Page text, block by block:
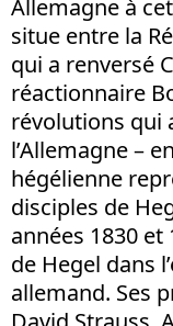
Allemagne à
situe entre la
qui a renversé
réactionnaire
révolutions qui
l’Allemagne –
hégélienne
disciples de
années 1830
de Hegel dans
allemand. Ses